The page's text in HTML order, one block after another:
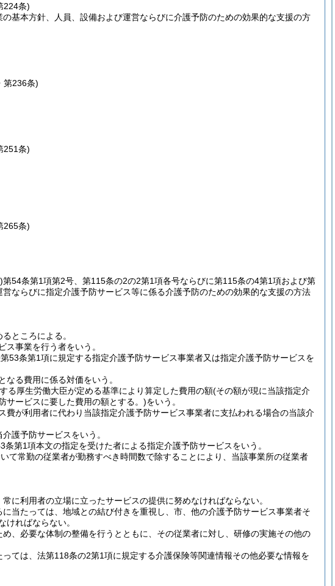
224条)
基本方針、人員、設備および運営ならびに介護予防のための効果的な支援の方
第236条)
251条)
265条)
第54条第1項第2号、第115条の2の2第1項各号ならびに第115条の4第1項および第
ならびに指定介護予防サービス等に係る介護予防のための効果的な支援の方法
るところによる。
事業を行う者をいう。
条第1項に規定する指定介護予防サービス事業者又は指定介護予防サービスを
る費用に係る対価をいう。
厚生労働大臣が定める基準により算定した費用の額(その額が現に当該指定介
サービスに要した費用の額とする。)をいう。
が利用者に代わり当該指定介護予防サービス事業者に支払われる場合の当該介
護予防サービスをいう。
第1項本文の指定を受けた者による指定介護予防サービスをいう。
常勤の従業者が勤務すべき時間数で除することにより、当該事業所の従業者
に利用者の立場に立ったサービスの提供に努めなければならない。
当たっては、地域との結び付きを重視し、市、他の介護予防サービス事業者そ
ればならない。
、必要な体制の整備を行うとともに、その従業者に対し、研修の実施その他の
ては、法第118条の2第1項に規定する介護保険等関連情報その他必要な情報を